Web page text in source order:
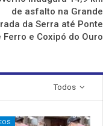
de asfalto na Grande
da Serra até Ponte
Ferro e Coxipó do Ouro
Todos